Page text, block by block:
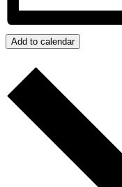
Add to calendar